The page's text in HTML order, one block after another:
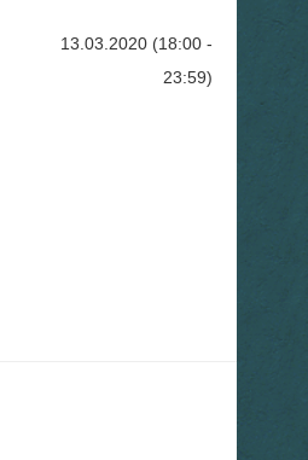
13.03.2020 (18:00 -
23:59)